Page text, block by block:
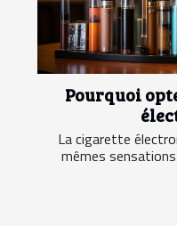
Pourquoi
La cigarette
mêmes sensations